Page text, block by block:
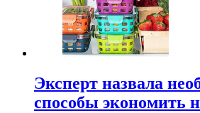
Эксперт назвала
способы экономить